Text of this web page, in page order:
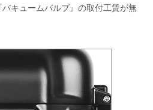
キュームバルブ』の取付工賃が無